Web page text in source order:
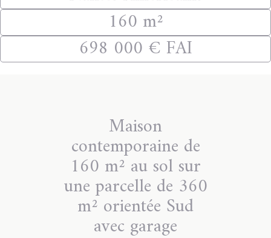
160 m²
698 000 € FAI
Maison
contemporaine de
160 m² au sol sur
une parcelle de 360
m² orientée Sud
avec garage